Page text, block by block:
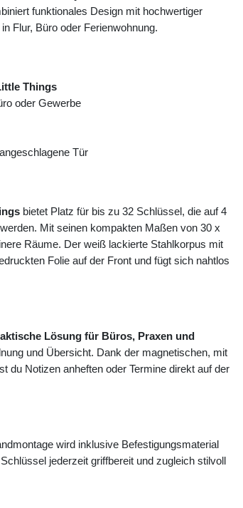
funktionales Design mit hochwertiger
Flur, Büro oder Ferienwohnung.
Things
oder Gewerbe
Tür
bietet Platz für bis zu 32 Schlüssel, die auf 4
Mit seinen kompakten Maßen von 30 x
Räume. Der weiß lackierte Stahlkorpus mit
Folie auf der Front und fügt sich nahtlos
Lösung für Büros, Praxen und
und Übersicht. Dank der magnetischen, mit
du Notizen anheften oder Termine direkt auf der
wird inklusive Befestigungsmaterial
jederzeit griffbereit und zugleich stilvoll